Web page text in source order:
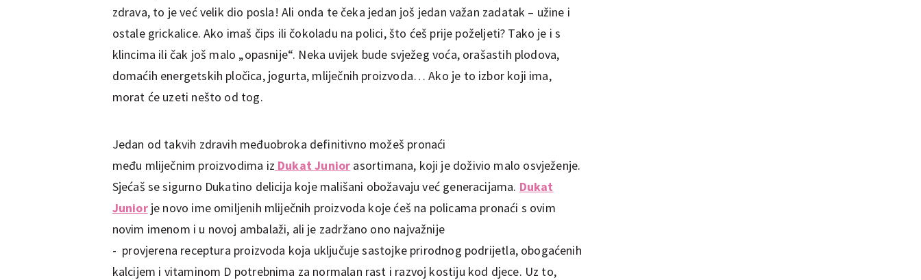
zdrava, to je već velik dio posla! Ali onda te čeka jedan još jedan važan zadatak – užine i
ostale grickalice. Ako imaš čips ili čokoladu na polici, što ćeš prije poželjeti? Tako je i s
klincima ili čak još malo „opasnije“. Neka uvijek bude svježeg voća, orašastih plodova,
domaćih energetskih pločica, jogurta, mliječnih proizvoda… Ako je to izbor koji ima,
morat će uzeti nešto od tog.
Jedan od takvih zdravih međuobroka definitivno možeš pronaći
među mliječnim proizvodima iz Dukat Junior asortimana, koji je doživio malo osvježenje.
Sjećaš se sigurno Dukatino delicija koje mališani obožavaju već generacijama. Dukat
Juniorje novo ime omiljenih mliječnih proizvoda koje ćeš na policama pronaći s ovim
novim imenom i u novoj ambalaži, ali je zadržano ono najvažnije
- provjerena receptura proizvoda koja uključuje sastojke prirodnog podrijetla, obogaćenih
kalcijem i vitaminom D potrebnima za normalan rast i razvoj kostiju kod djece. Uz to,